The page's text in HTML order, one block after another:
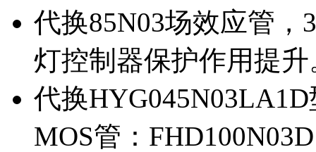
代换85N03场效应管
灯控制器保护作用提升
代换
MOS管：